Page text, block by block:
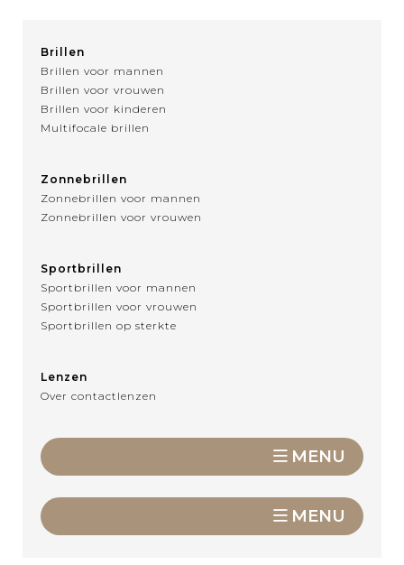
Brillen
Brillen voor mannen
Brillen voor vrouwen
Brillen voor kinderen
Multifocale brillen
Zonnebrillen
Zonnebrillen voor mannen
Zonnebrillen voor vrouwen
Sportbrillen
Sportbrillen voor mannen
Sportbrillen voor vrouwen
Sportbrillen op sterkte
Lenzen
Over contactlenzen
MENU
MENU